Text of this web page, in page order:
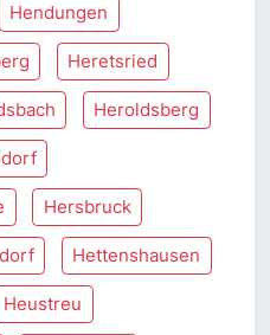
Hendungen
Heretsried
Heroldsberg
Hersbruck
Hettenshausen
Heustreu